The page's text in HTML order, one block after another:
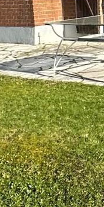
maison individuelle
une grande cuisine
sur un beau jardin
16m2 et une salle
ainsi qu'une cave.